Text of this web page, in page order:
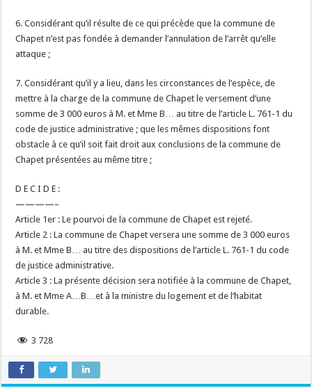
6. Considérant qu’il résulte de ce qui précède que la commune de
Chapet n’est pas fondée à demander l’annulation de l’arrêt qu’elle
attaque ;
7. Considérant qu’il y a lieu, dans les circonstances de l’espèce, de
mettre à la charge de la commune de Chapet le versement d’une
somme de 3 000 euros à M. et Mme B… au titre de l’article L. 761-1 du
code de justice administrative ; que les mêmes dispositions font
obstacle à ce qu’il soit fait droit aux conclusions de la commune de
Chapet présentées au même titre ;
D E C I D E :
————–
Article 1er : Le pourvoi de la commune de Chapet est rejeté.
Article 2 : La commune de Chapet versera une somme de 3 000 euros
à M. et Mme B… au titre des dispositions de l’article L. 761-1 du code
de justice administrative.
Article 3 : La présente décision sera notifiée à la commune de Chapet,
à M. et Mme A…B…et à la ministre du logement et de l’habitat
durable.
3 728